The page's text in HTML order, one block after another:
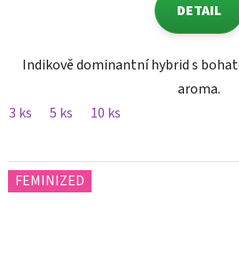
DETAIL
Indikově dominantní hybrid s
aroma.
3 ks
5 ks 10 ks
FEMINIZED